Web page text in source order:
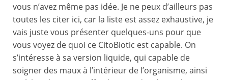
vous n’avez même pas idée. Je ne peux d’ailleurs pas
toutes les citer ici, car la liste est assez exhaustive, je
vais juste vous présenter quelques-uns pour que
vous voyez de quoi ce CitoBiotic est capable. On
s’intéresse à sa version liquide, qui capable de
soigner des maux à l’intérieur de l’organisme, ainsi